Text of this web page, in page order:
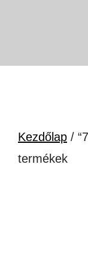
Kezdőlap /
termékek